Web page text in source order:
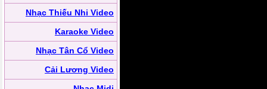
Nhạc Thiếu Nhi Video
Karaoke Video
Nhạc Tân Cổ Video
Cải Lương Video